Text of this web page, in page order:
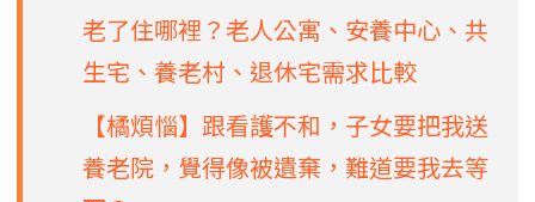
老了住哪裡？老人公寓、安養中心、共
生宅、養老村、退休宅需求比較
【橘煩惱】跟看護不和，子女要把我送
養老院，覺得像被遺棄，難道要我去等